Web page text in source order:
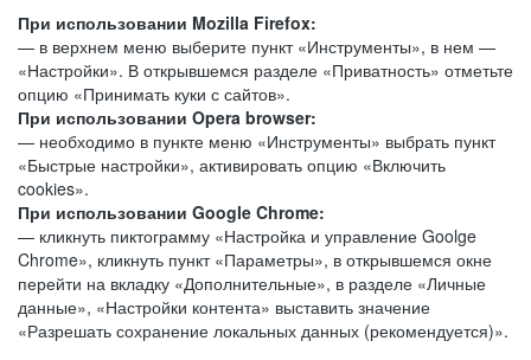
При использовании Mozilla Firefox:
— в верхнем меню выберите пункт «Инструменты», в нем —
«Настройки». В открывшемся разделе «Приватность» отметьте
опцию «Принимать куки с сайтов».
При использовании Opera browser:
— необходимо в пункте меню «Инструменты» выбрать пункт
«Быстрые настройки», активировать опцию «Включить
cookies».
При использовании Google Chrome:
— кликнуть пиктограмму «Настройка и управление Goolge
Chrome», кликнуть пункт «Параметры», в открывшемся окне
перейти на вкладку «Дополнительные», в разделе «Личные
данные», «Настройки контента» выставить значение
«Разрешать сохранение локальных данных (рекомендуется)».